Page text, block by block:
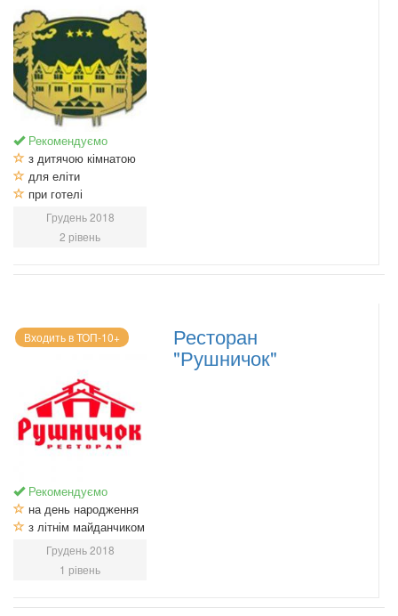
Рекомендуємо
з дитячою кімнатою
для еліти
при готелі
Грудень 2018
2 рівень
Входить в ТОП-10+
Рекомендуємо
на день народження
з літнім майданчиком
Грудень 2018
1 рівень
Ресторан
"Рушничок"